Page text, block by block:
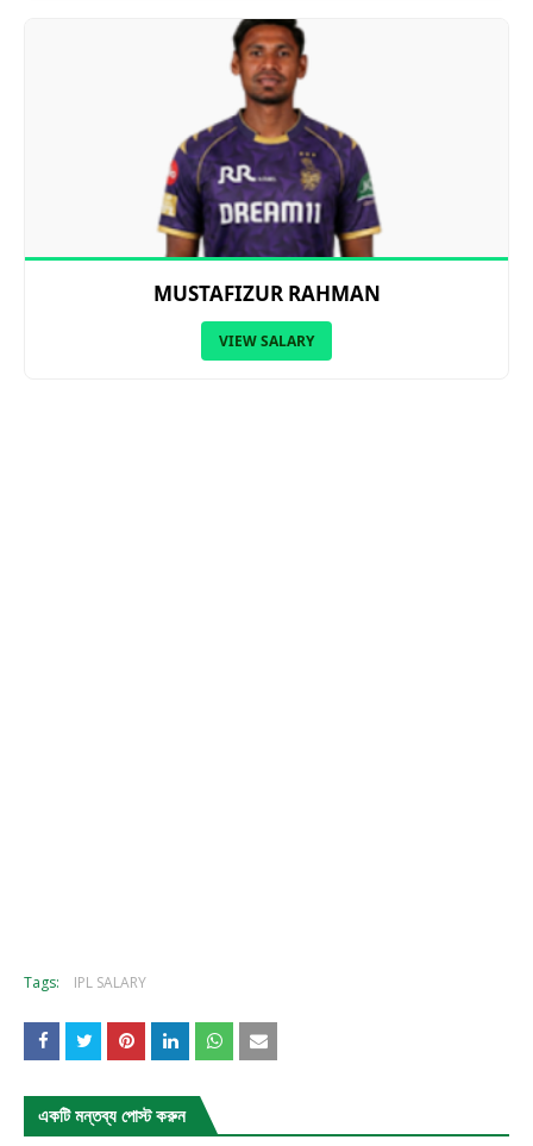
MUSTAFIZUR RAHMAN
VIEW SALARY
Tags: IPL SALARY
একটি মন্তব্য পোস্ট করুন